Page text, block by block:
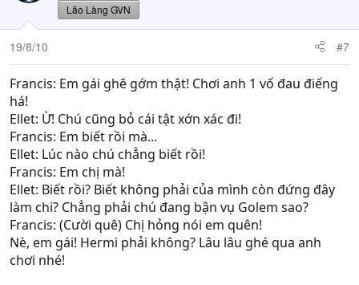
Lão Làng GVN
19/8/10 #7
Francis: Em gái ghê gớm thật! Chơi anh 1 vố đau điếng
há!
Ellet: Ừ! Chú cũng bỏ cái tật xớn xác đi!
Francis: Em biết rồi mà...
Ellet: Lúc nào chú chẳng biết rồi!
Francis: Em chị mà!
Ellet: Biết rồi? Biết không phải của mình còn đứng đây
làm chi? Chẳng phải chú đang bận vụ Golem sao?
Francis: (Cười quê) Chị hỏng nói em quên!
Nè, em gái! Hermi phải không? Lâu lâu ghé qua anh
chơi nhé!